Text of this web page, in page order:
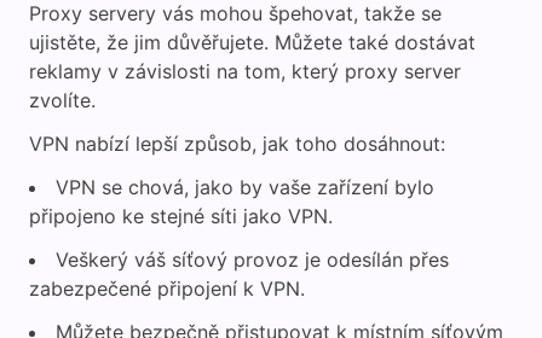
Proxy servery vás mohou špehovat, takže se
ujistěte, že jim důvěřujete. Můžete také dostávat
reklamy v závislosti na tom, který proxy server
zvolíte.
VPN nabízí lepší způsob, jak toho dosáhnout:
VPN se chová, jako by vaše zařízení bylo
připojeno ke stejné síti jako VPN.
Veškerý váš síťový provoz je odesílán přes
zabezpečené připojení k VPN.
Můžete bezpečně přistupovat k místním síťovým